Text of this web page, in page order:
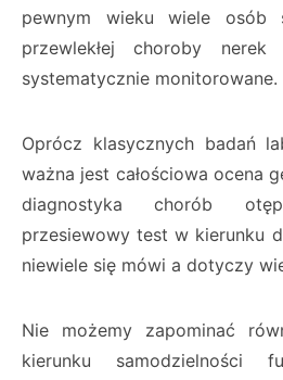
pewnym wieku wiele osób
przewlekłej choroby
systematycznie monitorowane.
Oprócz klasycznych badań
ważna jest całościowa ocena
diagnostyka chorób
przesiewowy test w kierunku
niewiele się mówi a dotyczy
Nie możemy zapominać
kierunku samodzielności